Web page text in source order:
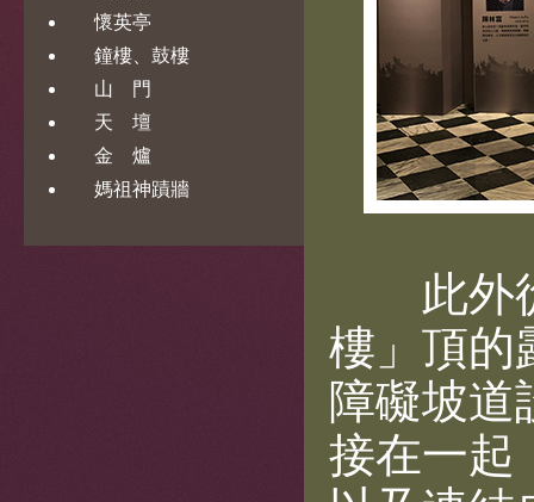
懷英亭
鐘樓、鼓樓
山 門
天 壇
金 爐
媽祖神蹟牆
此外從
樓」頂的
障礙坡道
接在一起